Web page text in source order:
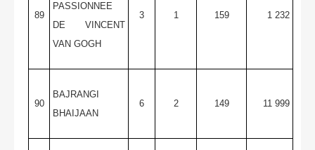
89
PASSIONNEE
DE VINCENT
VAN GOGH
3 1 159 1 232
90
BAJRANGI
BHAIJAAN
6 2 149 11 999